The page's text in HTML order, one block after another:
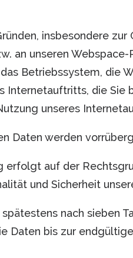
insbesondere
an unseren
Betriebssystem, die
Internetauftritts, die Sie
unseres
Daten werden
erfolgt auf der
und Sicherheit
spätestens nach sieben
Daten bis zur